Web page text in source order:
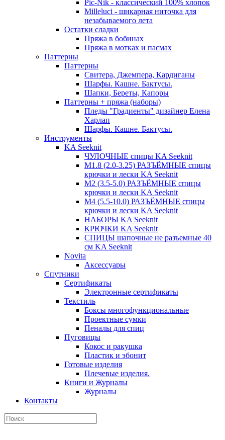
Pic-Nik - классический 100% хлопок
Milleluci - шикарная ниточка для
незабываемого лета
Остатки сладки
Пряжа в бобинах
Пряжа в мотках и пасмах
Паттерны
Паттерны
Свитера, Джемпера, Кардиганы
Шарфы. Кашне. Бактусы.
Шапки, Береты, Капоры
Паттерны + пряжа (наборы)
Пледы "Градиенты" дизайнер Елена
Харлап
Шарфы. Кашне. Бактусы.
Инструменты
KA Seeknit
ЧУЛОЧНЫЕ спицы KA Seeknit
М1.8 (2.0-3.25) РАЗЪЁМНЫЕ спицы
крючки и лески KA Seeknit
М2 (3.5-5.0) РАЗЪЁМНЫЕ спицы
крючки и лески KA Seeknit
М4 (5.5-10.0) РАЗЪЁМНЫЕ спицы
крючки и лески KA Seeknit
НАБОРЫ KA Seeknit
КРЮЧКИ KA Seeknit
СПИЦЫ шапочные не разъемные 40
см KA Seeknit
Novita
Аксессуары
Спутники
Сертификаты
Электронные сертификаты
Текстиль
Боксы многофункциональные
Проектные сумки
Пеналы для спиц
Пуговицы
Кокос и ракушка
Пластик и эбонит
Готовые изделия
Плечевые изделия.
Книги и Журналы
Журналы
Контакты